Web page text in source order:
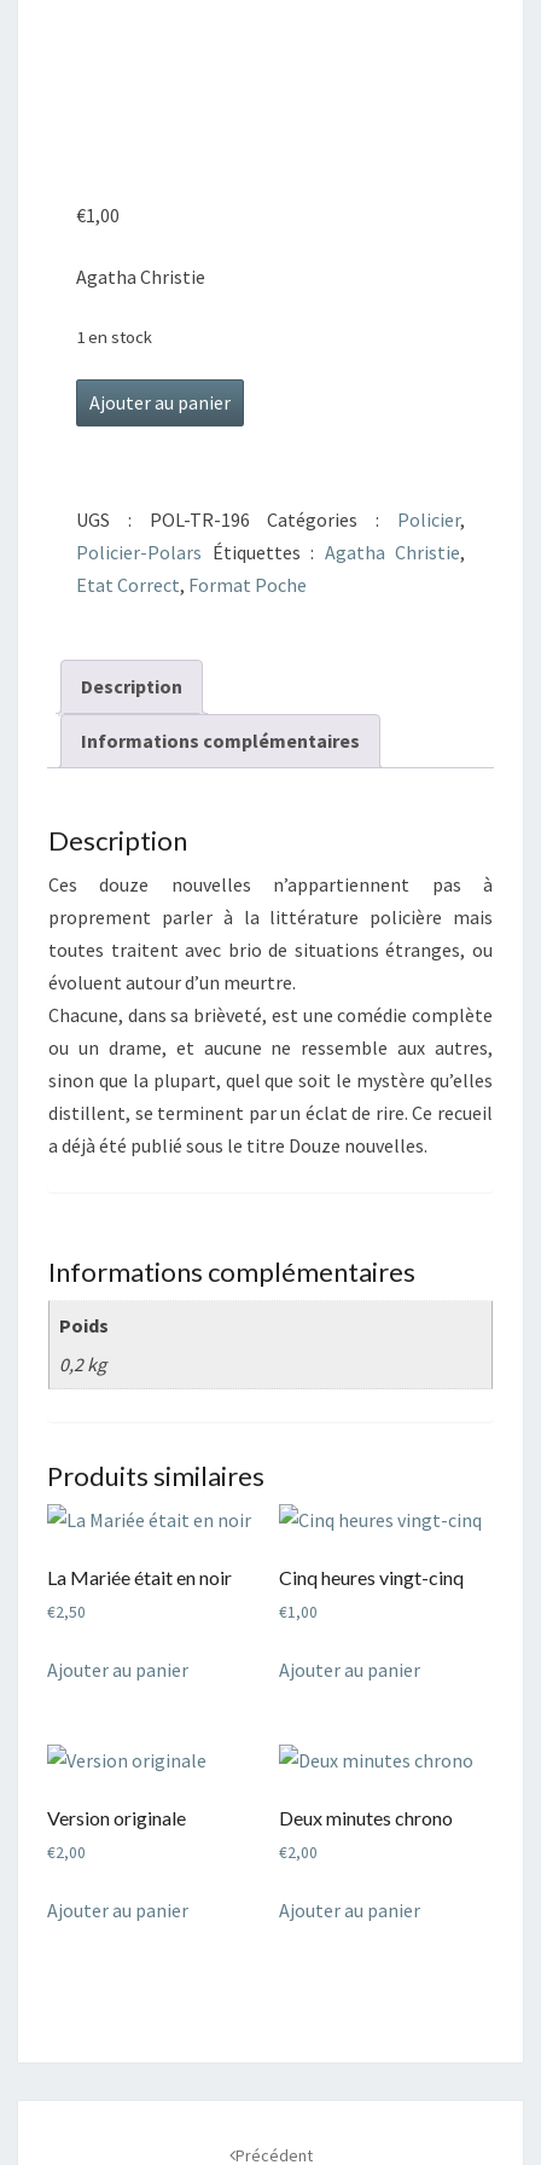
€1,00
Agatha Christie
1 en stock
quantité
de
de
Listerdale
Ajouter au panier
UGS : POL-TR-196 Catégories : Policier,
Policier-Polars Étiquettes : Agatha Christie,
Etat Correct, Format Poche
Description
Informations complémentaires
Description
Ces douze nouvelles n’appartiennent pas à
proprement parler à la littérature policière mais
toutes traitent avec brio de situations étranges, ou
évoluent autour d’un meurtre.
Chacune, dans sa brièveté, est une comédie complète
ou un drame, et aucune ne ressemble aux autres,
sinon que la plupart, quel que soit le mystère qu’elles
distillent, se terminent par un éclat de rire. Ce recueil
a déjà été publié sous le titre Douze nouvelles.
Informations complémentaires
Poids
0,2 kg
Produits similaires
La Mariée était en noir
€2,50
Ajouter au panier
Cinq heures vingt-cinq
€1,00
Ajouter au panier
Version originale
€2,00
Ajouter au panier
Deux minutes chrono
€2,00
Ajouter au panier
Précédent